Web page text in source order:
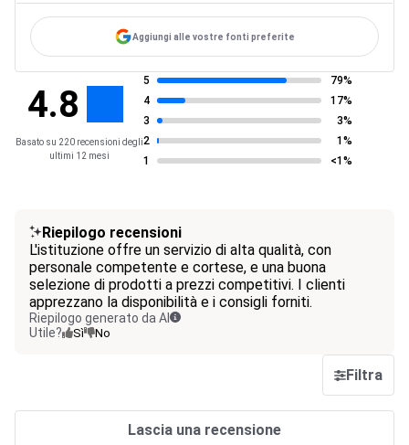
Aggiungi alle vostre fonti preferite
4.8
Basato su 220 recensioni degli
ultimi 12 mesi
5
79%
4
17%
3
3%
2
1%
1
<1%
Riepilogo recensioni
L'istituzione offre un servizio di alta qualità, con
personale competente e cortese, e una buona
selezione di prodotti a prezzi competitivi. I clienti
apprezzano la disponibilità e i consigli forniti.
Riepilogo generato da AI
Utile?
Sì No
Filtra
Lascia una recensione